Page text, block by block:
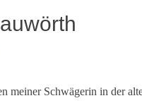
meiner Schwägerin in der